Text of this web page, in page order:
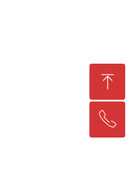
ꁸ
回到顶部
ꂅ